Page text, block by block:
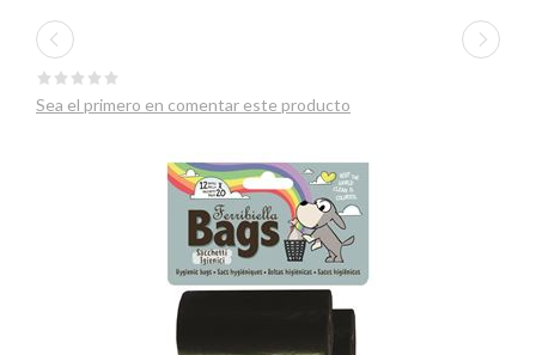
Sea el primero en comentar este producto